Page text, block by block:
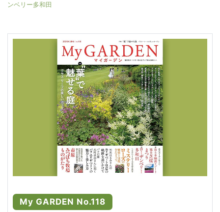
ンベリー多和田
My GARDEN No.118